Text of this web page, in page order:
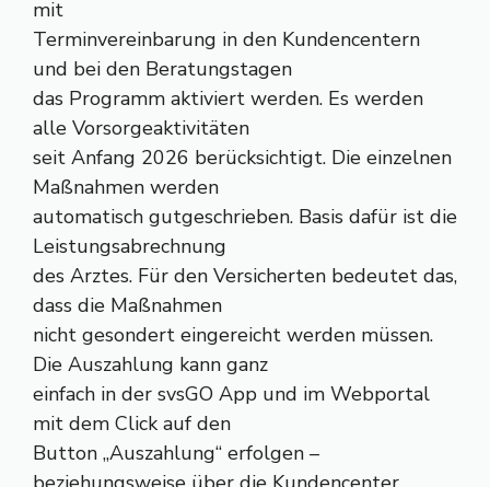
mit
Terminvereinbarung in den Kundencentern
und bei den Beratungstagen
das Programm aktiviert werden. Es werden
alle Vorsorgeaktivitäten
seit Anfang 2026 berücksichtigt. Die einzelnen
Maßnahmen werden
automatisch gutgeschrieben. Basis dafür ist die
Leistungsabrechnung
des Arztes. Für den Versicherten bedeutet das,
dass die Maßnahmen
nicht gesondert eingereicht werden müssen.
Die Auszahlung kann ganz
einfach in der svsGO App und im Webportal
mit dem Click auf den
Button „Auszahlung“ erfolgen –